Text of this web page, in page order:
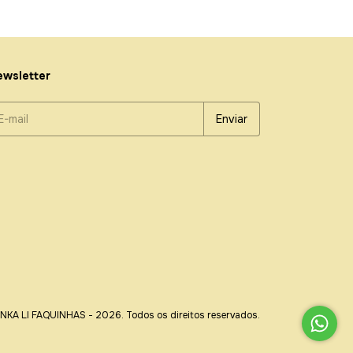
LI FAQUINHAS - 2026. Todos os direitos reservados.